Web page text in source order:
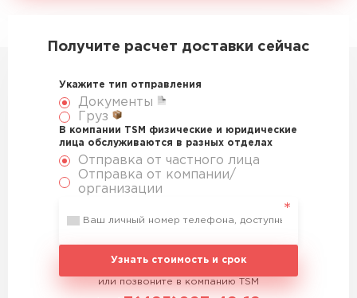
Получите расчет доставки сейчас
Укажите тип отправления
Документы
Груз
В компании TSM физические и юридические
лица обслуживаются в разных отделах
Отправка от частного лица
Отправка от компании/
организации
Узнать стоимость и срок
или позвоните в компанию TSM